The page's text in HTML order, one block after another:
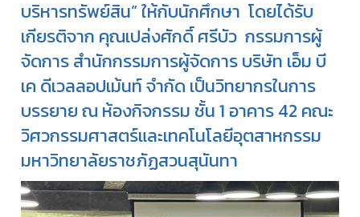
บริหารทรัพย์สิน” ให้กับนักศึกษา โดยได้รับ
เกียรติจาก คุณเปล่งศักดิ์ ศรีบัว กรรมการผู้
จัดการ สำนักกรรมการผู้จัดการ บริษัท เอ็ม บี
เค ดีเวลลอปเม้นท์ จำกัด เป็นวิทยากรในการ
บรรยาย ณ ห้องกิจกรรม ชั้น 1 อาคาร 42 คณะ
วิศวกรรมศาสตร์และเทคโนโลยีอุตสาหกรรม
มหาวิทยาลัยราชภัฏสวนสุนันทา